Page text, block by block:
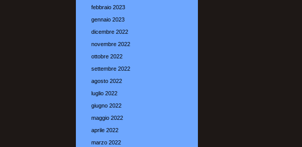
febbraio 2023
gennaio 2023
dicembre 2022
novembre 2022
ottobre 2022
settembre 2022
agosto 2022
luglio 2022
giugno 2022
maggio 2022
aprile 2022
marzo 2022